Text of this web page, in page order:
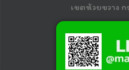
เขตห้วยขวาง ก